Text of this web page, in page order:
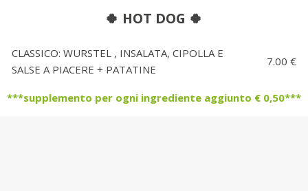
🍀 HOT DOG 🍀
CLASSICO: WURSTEL , INSALATA, CIPOLLA E
SALSE A PIACERE + PATATINE
7.00 €
***supplemento per ogni ingrediente aggiunto € 0,50***